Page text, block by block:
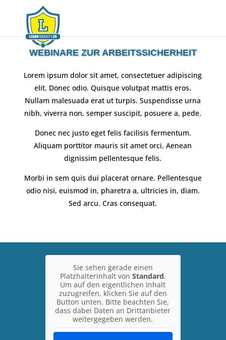
WEBINARE ZUR ARBEITSSICHERHEIT
Lorem ipsum dolor sit amet, consectetuer adipiscing
elit. Donec odio. Quisque volutpat mattis eros.
Nullam malesuada erat ut turpis. Suspendisse urna
nibh, viverra non, semper suscipit, posuere a, pede.
Donec nec justo eget felis facilisis fermentum.
Aliquam porttitor mauris sit amet orci. Aenean
dignissim pellentesque felis.
Morbi in sem quis dui placerat ornare. Pellentesque
odio nisi, euismod in, pharetra a, ultricies in, diam.
Sed arcu. Cras consequat.
Sie sehen gerade einen
Platzhalterinhalt von Standard.
Um auf den eigentlichen Inhalt
zuzugreifen, klicken Sie auf den
Button unten. Bitte beachten Sie,
dass dabei Daten an Drittanbieter
weitergegeben werden.